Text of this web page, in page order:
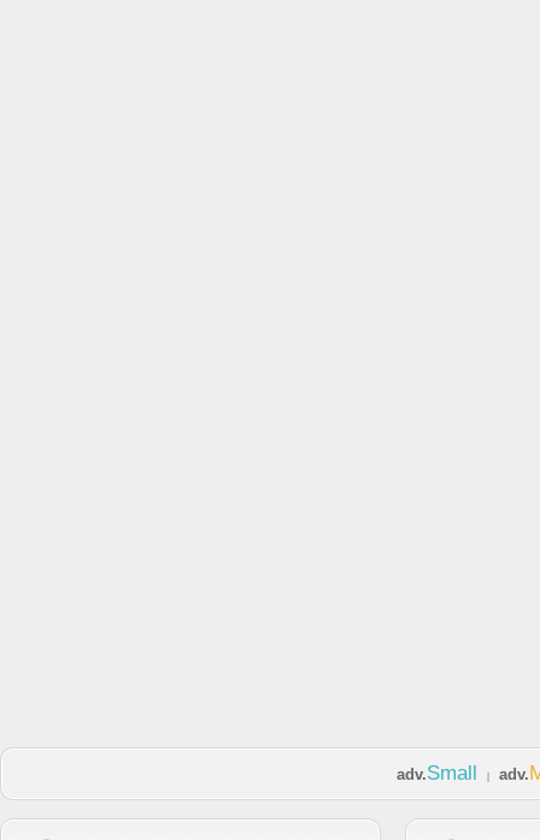
adv.Small adv.